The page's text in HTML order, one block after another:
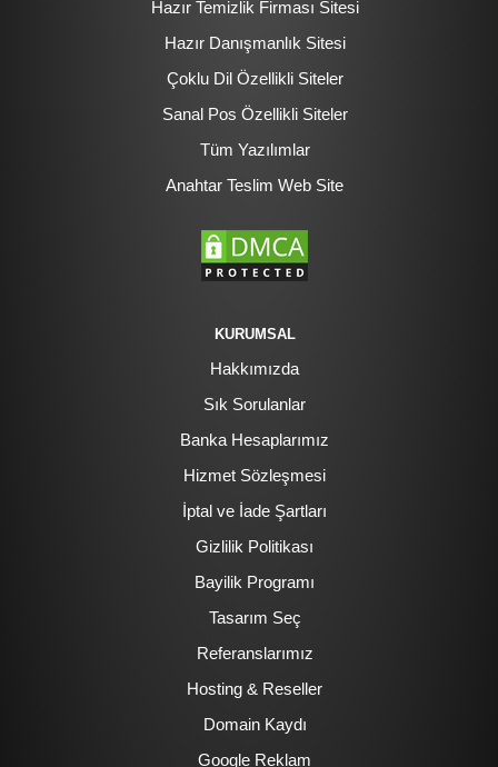
Hazır Temizlik Firması Sitesi
Hazır Danışmanlık Sitesi
Çoklu Dil Özellikli Siteler
Sanal Pos Özellikli Siteler
Tüm Yazılımlar
Anahtar Teslim Web Site
KURUMSAL
Hakkımızda
Sık Sorulanlar
Banka Hesaplarımız
Hizmet Sözleşmesi
İptal ve İade Şartları
Gizlilik Politikası
Bayilik Programı
Tasarım Seç
Referanslarımız
Hosting & Reseller
Domain Kaydı
Google Reklam